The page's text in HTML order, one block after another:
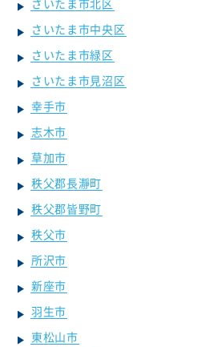
さいたま市中央区
さいたま市緑区
さいたま市見沼区
幸手市
志木市
草加市
秩父郡長瀞町
秩父郡皆野町
秩父市
所沢市
新座市
羽生市
東松山市